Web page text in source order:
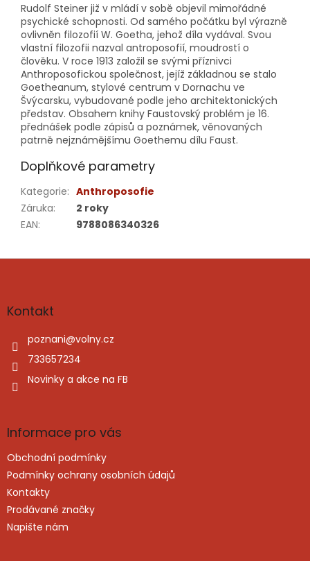
Rudolf Steiner již v mládí v sobě objevil mimořádné
psychické schopnosti. Od samého počátku byl výrazně
ovlivněn filozofií W. Goetha, jehož díla vydával. Svou
vlastní filozofii nazval antroposofií, moudrostí o
člověku. V roce 1913 založil se svými příznivci
Anthroposofickou společnost, jejíž základnou se stalo
Goetheanum, stylové centrum v Dornachu ve
Švýcarsku, vybudované podle jeho architektonických
představ. Obsahem knihy Faustovský problém je 16.
přednášek podle zápisů a poznámek, věnovaných
patrně nejznámějšímu Goethemu dílu Faust.
Doplňkové parametry
Kategorie: Anthroposofie
Záruka:
2 roky
EAN: 9788086340326
Z
aKontakt
poznani@volny.cz
733657234
Novinky a akce na FB
Informace pro vás
Obchodní podmínky
Podmínky ochrany osobních údajů
Kontakty
Prodávané značky
Napište nám